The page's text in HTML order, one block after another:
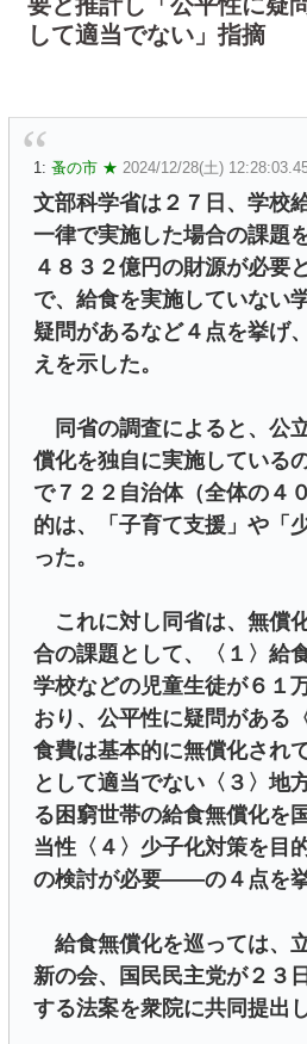
して適当でない」指摘
1: 蚤の市 ★ 2024/12/28(土)
文部科学省は２７日、学校
一律で実施した場合の課題
４８３２億円の財源が必要
で、給食を実施していない
疑問があるなど４点を挙げ
えを示した。
同省の調査によると、公
償化を独自に実施している
で７２２自治体（全体の４
的は、「子育て支援」や「
った。
これに対し同省は、無償
合の課題として、〈１〉給
学校などの児童生徒が６１
おり、公平性に疑問がある
食費は基本的に無償化され
として適当でない〈３〉地
る困窮世帯の給食無償化を
当性〈４〉少子化対策を目
の検討が必要――の４点を挙
給食無償化を巡っては、
新の会、国民民主党が２３
する法案を衆院に共同提出